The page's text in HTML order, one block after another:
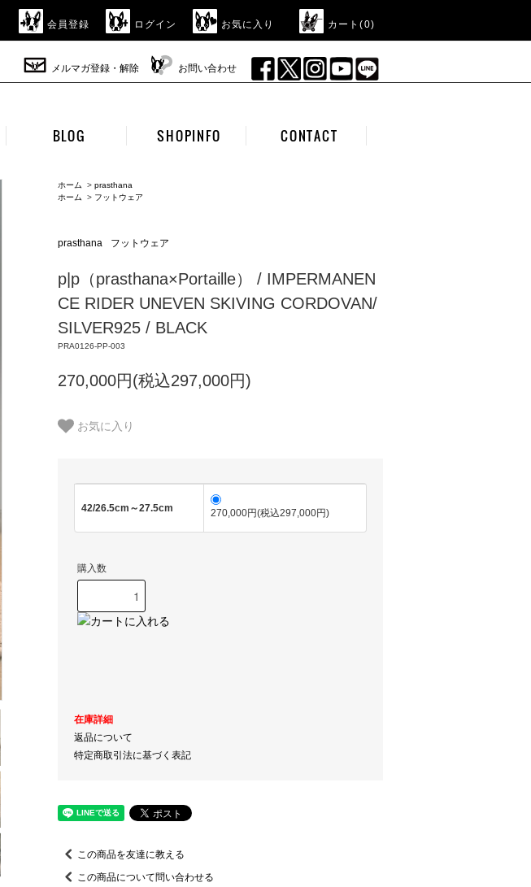
会員登録 ログイン お気に入り カート(0)
メルマガ登録・解除 お問い合わせ
BLOG SHOPINFO CONTACT
ホーム > prasthana
ホーム
> フットウェア
prasthana フットウェア
p|p（prasthana×Portaille） / IMPERMANEN
CE RIDER UNEVEN SKIVING CORDOVAN/
SILVER925 / BLACK
PRA0126-PP-003
270,000円(税込297,000円)
お気に入り
42/26.5cm～27.5cm 270,000円(税込297,000円)
購入数
在庫詳細
返品について
特定商取引法に基づく表記
この商品を友達に教える
この商品について問い合わせる